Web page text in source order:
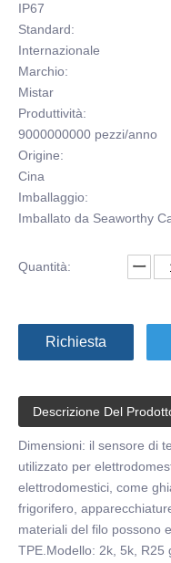
IP67
Standard:
Internazionale
Marchio:
Mistar
Produttività:
9000000000 pezzi/anno
Origine:
Cina
Imballaggio:
Imballato da Seaworthy
Quantità:
Richiesta
Descrizione Del
Dimensioni: il sensore di
utilizzato per
elettrodomestici, come
frigorifero,
materiali del filo possono
TPE.Modello: 2k, 5k, R25